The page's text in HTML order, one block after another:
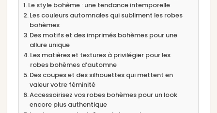
Le style bohème : une tendance intemporelle
Les couleurs automnales qui subliment les robes
bohèmes
Des motifs et des imprimés bohèmes pour une
allure unique
Les matières et textures à privilégier pour les
robes bohèmes d’automne
Des coupes et des silhouettes qui mettent en
valeur votre féminité
Accessoirisez vos robes bohèmes pour un look
encore plus authentique